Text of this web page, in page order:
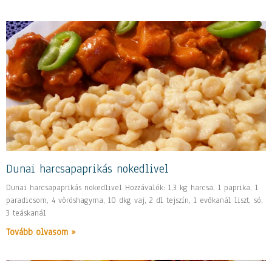
Dunai harcsapaprikás nokedlivel
Dunai harcsapaprikás nokedlivel Hozzávalók: 1,3 kg harcsa, 1 paprika, 1
paradicsom, 4 vöröshagyma, 10 dkg vaj, 2 dl tejszín, 1 evőkanál liszt, só,
3 teáskanál
Tovább olvasom »